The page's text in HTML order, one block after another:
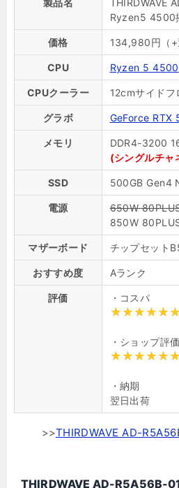
製品名
THIRDWAVE
Ryzen5 4500
価格 134,980円（+
CPU Ryzen 5 4500
CPUクーラー 12cmサイドフ
グラボ GeForce RTX
メモリ
DDR4-3200
(シングルチャ
SSD 500GB Gen4
電源
650W
850W
マザーボード チップセット
おすすめ度 Aランク
評価 ・コスパ
・ショップ評価
・納期
翌日出荷
>>THIRDWAVE AD-
THIRDWAVE AD-R5A56B-